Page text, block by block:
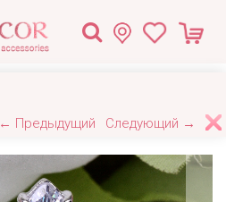
← Предыдущий
Следующий →